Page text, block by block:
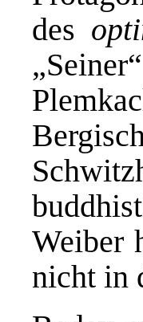
des
Weiber
nicht in